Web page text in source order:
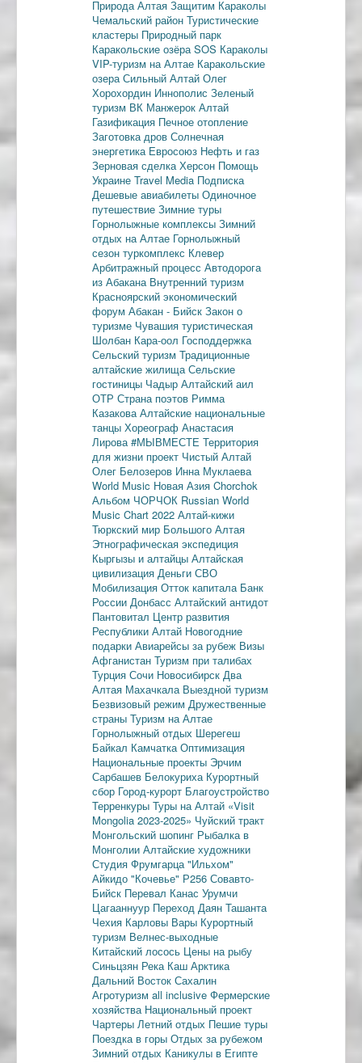
Природа Алтая Защитим Караколы
Чемальский район Туристические
кластеры Природный парк
Каракольские озёра SOS Караколы
VIP-туризм на Алтае Каракольские
озера Сильный Алтай Олег
Хорохордин Иннополис Зеленый
туризм ВК Манжерок Алтай
Газификация Печное отопление
Заготовка дров Солнечная
энергетика Евросоюз Нефть и газ
Зерновая сделка Херсон Помощь
Украине Travel Media Подписка
Дешевые авиабилеты Одиночное
путешествие Зимние туры
Горнолыжные комплексы Зимний
отдых на Алтае Горнолыжный
сезон туркомплекс Клевер
Арбитражный процесс Автодорога
из Абакана Внутренний туризм
Красноярский экономический
форум Абакан - Бийск Закон о
туризме Чувашия туристическая
Шолбан Кара-оол Господдержка
Сельский туризм Традиционные
алтайские жилища Сельские
гостиницы Чадыр Алтайский аил
ОТР Страна поэтов Римма
Казакова Алтайские национальные
танцы Хореограф Анастасия
Лирова #МЫВМЕСТЕ Территория
для жизни проект Чистый Алтай
Олег Белозеров Инна Муклаева
World Music Новая Азия Chorchok
Альбом ЧОРЧОК Russian World
Music Chart 2022 Алтай-кижи
Тюркский мир Большого Алтая
Этнографическая экспедиция
Кыргызы и алтайцы Алтайская
цивилизация Деньги СВО
Мобилизация Отток капитала Банк
России Донбасс Алтайский антидот
Пантовитал Центр развития
Республики Алтай Новогодние
подарки Авиарейсы за рубеж Визы
Афганистан Туризм при талибах
Турция Сочи Новосибирск Два
Алтая Махачкала Выездной туризм
Безвизовый режим Дружественные
страны Туризм на Алтае
Горнолыжный отдых Шерегеш
Байкал Камчатка Оптимизация
Национальные проекты Эрчим
Сарбашев Белокуриха Курортный
сбор Город-курорт Благоустройство
Терренкуры Туры на Алтай «Visit
Mongolia 2023-2025» Чуйский тракт
Монгольский шопинг Рыбалка в
Монголии Алтайские художники
Студия Фрумгарца "Ильхом"
Айкидо "Кочевье" Р256 Совавто-
Бийск Перевал Канас Урумчи
Цагааннуур Переход Даян Ташанта
Чехия Карловы Вары Курортный
туризм Велнес-выходные
Китайский лосось Цены на рыбу
Синьцзян Река Каш Арктика
Дальний Восток Сахалин
Агротуризм all inclusive Фермерские
хозяйства Национальный проект
Чартеры Летний отдых Пешие туры
Поездка в горы Отдых за рубежом
Зимний отдых Каникулы в Египте